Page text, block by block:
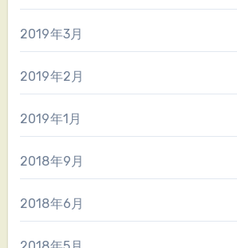
2019年3月
2019年2月
2019年1月
2018年9月
2018年6月